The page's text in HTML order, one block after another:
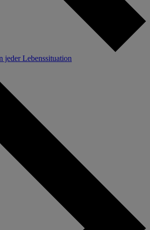
jeder Lebenssituation